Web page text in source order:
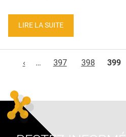
LIRE LA SUITE
‹
… 397 398 399